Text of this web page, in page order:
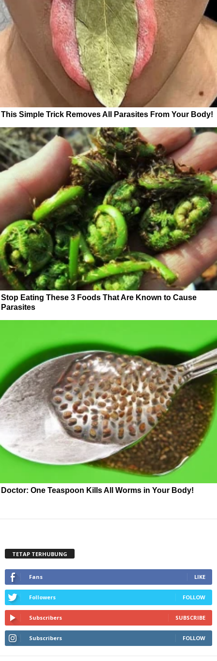
This Simple Trick Removes All Parasites From Your Body!
Stop Eating These 3 Foods That Are Known to Cause
Parasites
Doctor: One Teaspoon Kills All Worms in Your Body!
TETAP TERHUBUNG
Fans LIKE
Followers FOLLOW
Subscribers SUBSCRIBE
Subscribers FOLLOW